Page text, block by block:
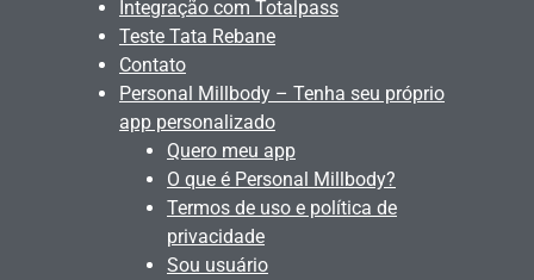
Integração com Totalpass
Teste Tata Rebane
Contato
Personal Millbody – Tenha seu próprio
app personalizado
Quero meu app
O que é Personal Millbody?
Termos de uso e política de
privacidade
Sou usuário